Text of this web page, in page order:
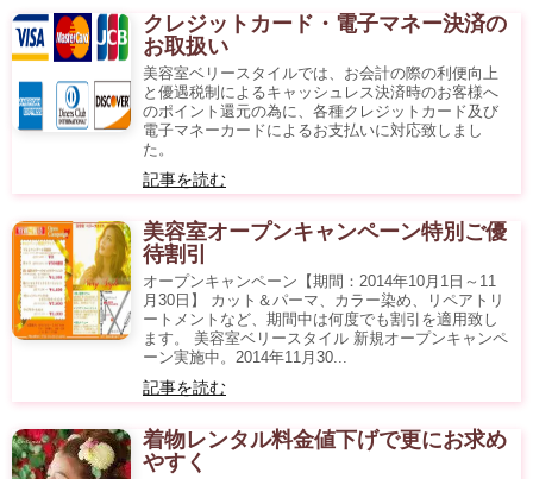
クレジットカード・電子マネー決済の
お取扱い
美容室ベリースタイルでは、お会計の際の利便向上
と優遇税制によるキャッシュレス決済時のお客様へ
のポイント還元の為に、各種クレジットカード及び
電子マネーカードによるお支払いに対応致しまし
た。
記事を読む
美容室オープンキャンペーン特別ご優
待割引
オープンキャンペーン【期間：2014年10月1日～11
月30日】 カット＆パーマ、カラー染め、リペアトリ
ートメントなど、期間中は何度でも割引を適用致し
ます。 美容室ベリースタイル 新規オープンキャンペ
ーン実施中。2014年11月30...
記事を読む
着物レンタル料金値下げで更にお求め
やすく